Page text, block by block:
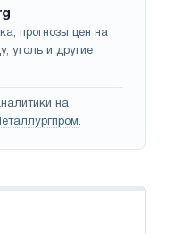
прогнозы цен на
уголь и другие
на
.